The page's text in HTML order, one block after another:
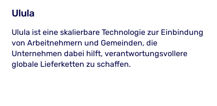
Ulula
Ulula ist eine skalierbare Technologie zur Einbindung
von Arbeitnehmern und Gemeinden, die
Unternehmen dabei hilft, verantwortungsvollere
globale Lieferketten zu schaffen.